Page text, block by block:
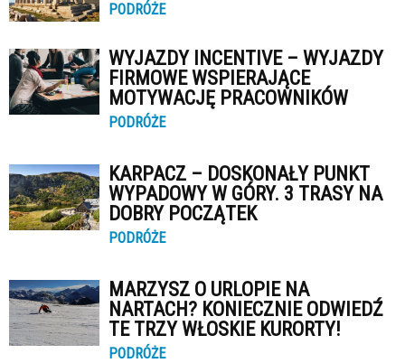
PODRÓŻE
WYJAZDY INCENTIVE – WYJAZDY
FIRMOWE WSPIERAJĄCE
MOTYWACJĘ PRACOWNIKÓW
PODRÓŻE
KARPACZ – DOSKONAŁY PUNKT
WYPADOWY W GÓRY. 3 TRASY NA
DOBRY POCZĄTEK
PODRÓŻE
MARZYSZ O URLOPIE NA
NARTACH? KONIECZNIE ODWIEDŹ
TE TRZY WŁOSKIE KURORTY!
PODRÓŻE